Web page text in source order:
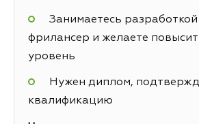
Занимаетесь
фрилансер и желаете
уровень
Нужен диплом,
квалификацию